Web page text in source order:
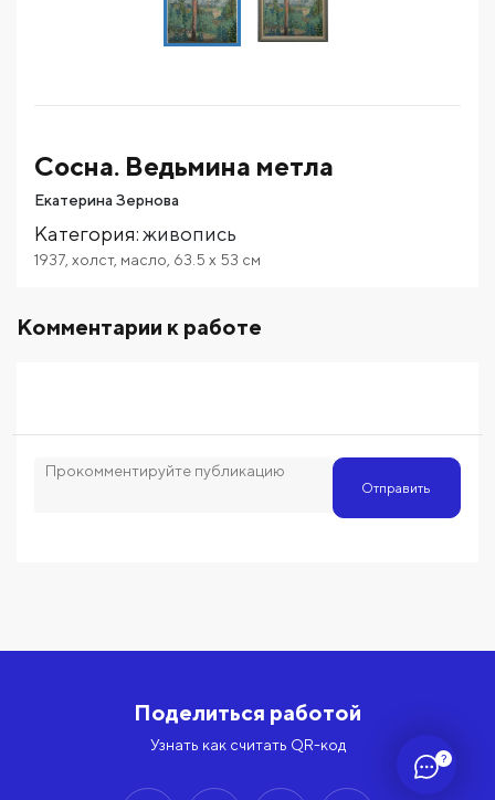
?
Сосна. Ведьмина метла
Екатерина Зернова
Категория:живопись
1937 холст, масло 63.5 x 53 см
Комментарии к работе
Отправить
Поделиться работой
Узнать как считать QR-код